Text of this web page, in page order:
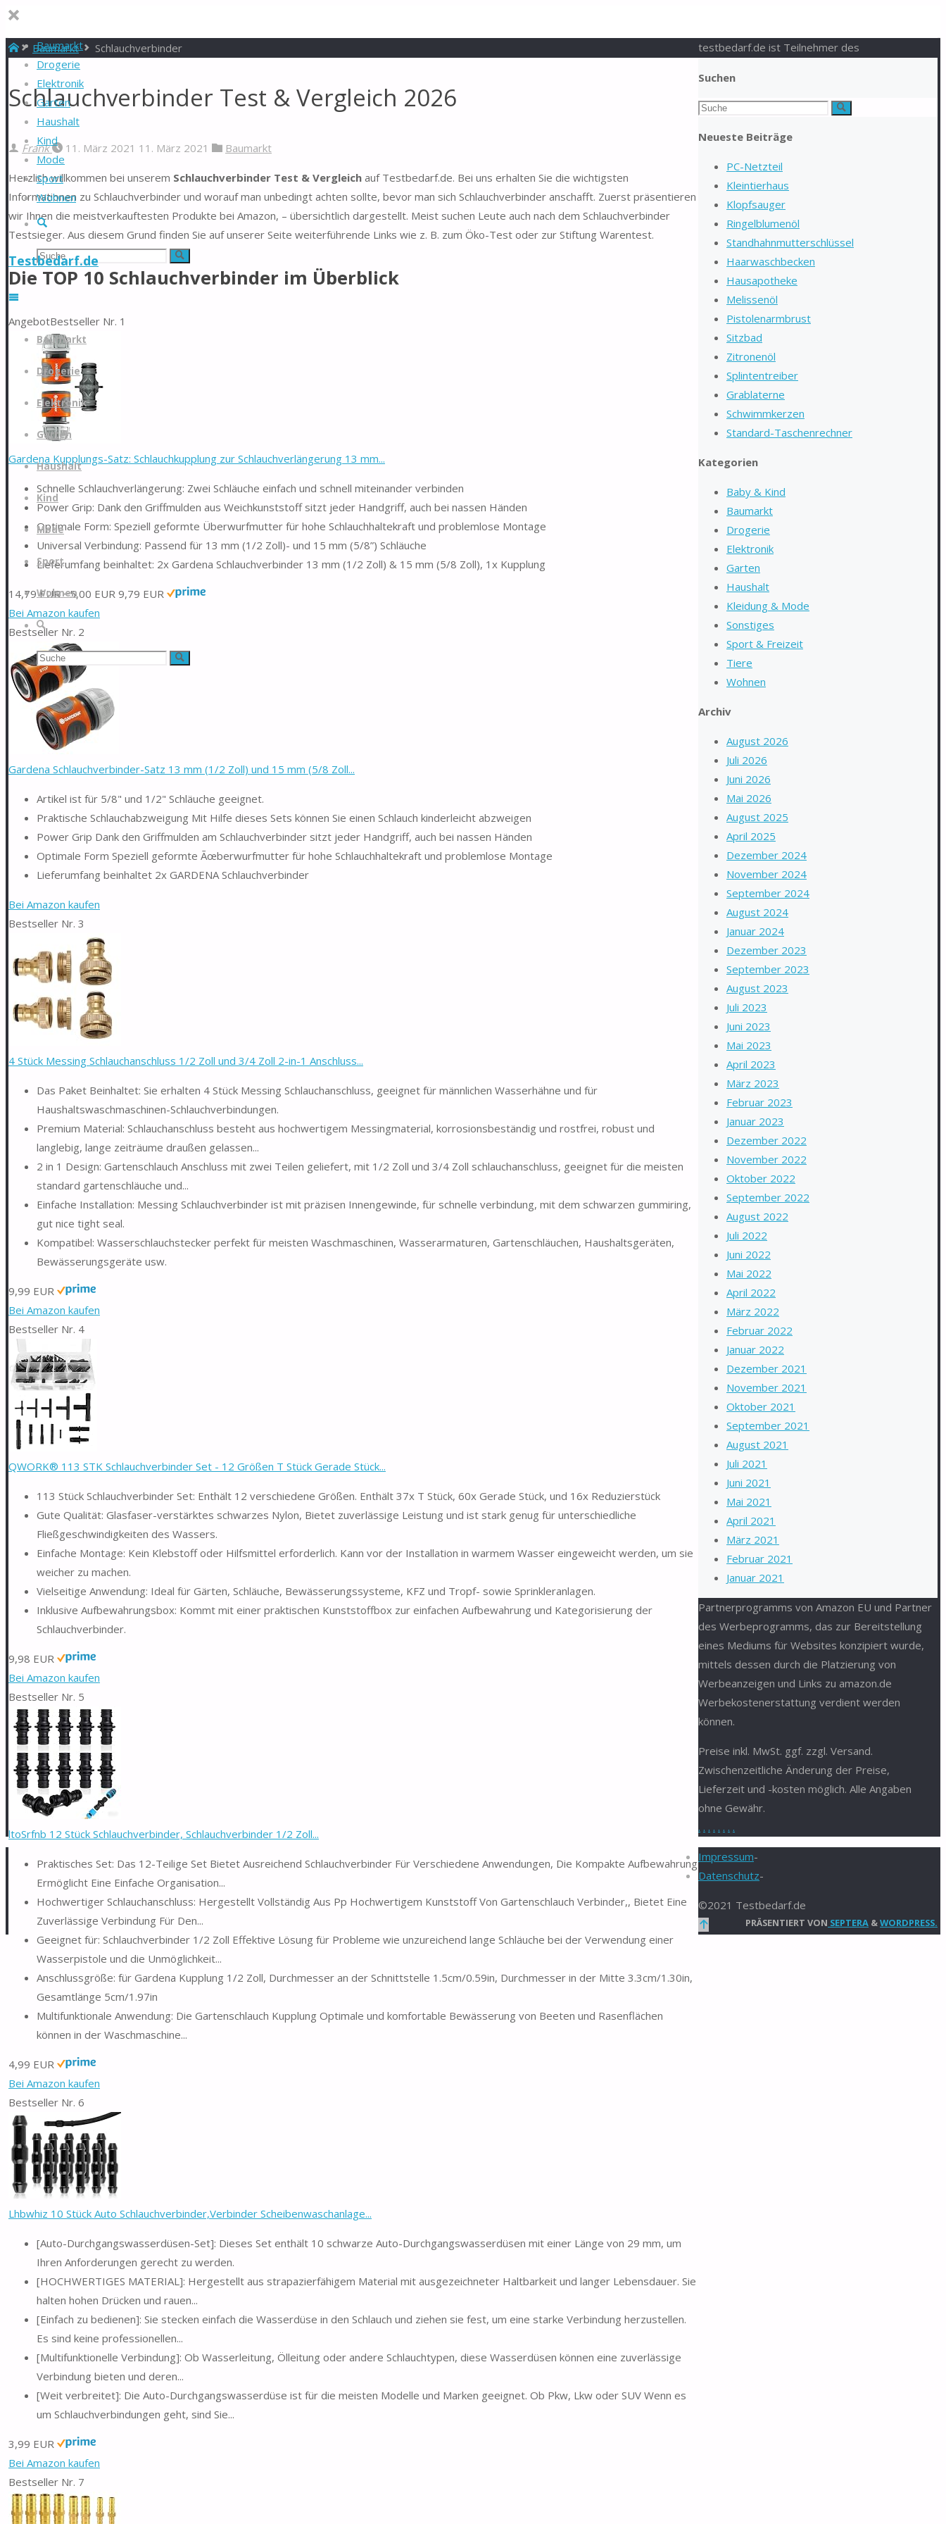
Baumarkt
Drogerie
Elektronik
Garten
Haushalt
Kind
Mode
Sport
Wohnen
Suche
Suchen
nach:
Suche
Testbedarf.de
Zum
springen
Baumarkt
Drogerie
Elektronik
Garten
Haushalt
Kind
Mode
Sport
Wohnen
Suchen
nach:
Suche
StartBaumarkt Schlauchverbinder
Schlauchverbinder Test & Vergleich 2026
Frank 11. März 2021 11. März 2021 Baumarkt
Herzlich willkommen bei unserem Schlauchverbinder Test & Vergleich auf Testbedarf.de. Bei uns erhalten Sie die wichtigsten
Informationen zu Schlauchverbinder und worauf man unbedingt achten sollte, bevor man sich Schlauchverbinder anschafft. Zuerst präsentieren
wir Ihnen die meistverkauftesten Produkte bei Amazon, – übersichtlich dargestellt. Meist suchen Leute auch nach dem Schlauchverbinder
Testsieger. Aus diesem Grund finden Sie auf unserer Seite weiterführende Links wie z. B. zum Öko-Test oder zur Stiftung Warentest.
Die TOP 10 Schlauchverbinder im Überblick
AngebotBestseller Nr. 1
Gardena Kupplungs-Satz: Schlauchkupplung zur Schlauchverlängerung 13 mm...
Schnelle Schlauchverlängerung: Zwei Schläuche einfach und schnell miteinander verbinden
Power Grip: Dank den Griffmulden aus Weichkunststoff sitzt jeder Handgriff, auch bei nassen Händen
Optimale Form: Speziell geformte Überwurfmutter für hohe Schlauchhaltekraft und problemlose Montage
Universal Verbindung: Passend für 13 mm (1/2 Zoll)- und 15 mm (5/8”) Schläuche
Lieferumfang beinhaltet: 2x Gardena Schlauchverbinder 13 mm (1/2 Zoll) & 15 mm (5/8 Zoll), 1x Kupplung
14,79 EUR −5,00 EUR 9,79 EUR
Bei Amazon kaufen
Bestseller Nr. 2
Gardena Schlauchverbinder-Satz 13 mm (1/2 Zoll) und 15 mm (5/8 Zoll...
Artikel ist für 5/8" und 1/2" Schläuche geeignet.
Praktische Schlauchabzweigung Mit Hilfe dieses Sets können Sie einen Schlauch kinderleicht abzweigen
Power Grip Dank den Griffmulden am Schlauchverbinder sitzt jeder Handgriff, auch bei nassen Händen
Optimale Form Speziell geformte Ãœberwurfmutter für hohe Schlauchhaltekraft und problemlose Montage
Lieferumfang beinhaltet 2x GARDENA Schlauchverbinder
Bei Amazon kaufen
Bestseller Nr. 3
4 Stück Messing Schlauchanschluss 1/2 Zoll und 3/4 Zoll 2-in-1 Anschluss...
Das Paket Beinhaltet: Sie erhalten 4 Stück Messing Schlauchanschluss, geeignet für männlichen Wasserhähne und für
Haushaltswaschmaschinen-Schlauchverbindungen.
Premium Material: Schlauchanschluss besteht aus hochwertigem Messingmaterial, korrosionsbeständig und rostfrei, robust und
langlebig, lange zeiträume draußen gelassen...
2 in 1 Design: Gartenschlauch Anschluss mit zwei Teilen geliefert, mit 1/2 Zoll und 3/4 Zoll schlauchanschluss, geeignet für die meisten
standard gartenschläuche und...
Einfache Installation: Messing Schlauchverbinder ist mit präzisen Innengewinde, für schnelle verbindung, mit dem schwarzen gummiring,
gut nice tight seal.
Kompatibel: Wasserschlauchstecker perfekt für meisten Waschmaschinen, Wasserarmaturen, Gartenschläuchen, Haushaltsgeräten,
Bewässerungsgeräte usw.
9,99 EUR
Bei Amazon kaufen
Bestseller Nr. 4
QWORK® 113 STK Schlauchverbinder Set - 12 Größen T Stück Gerade Stück...
113 Stück Schlauchverbinder Set: Enthält 12 verschiedene Größen. Enthält 37x T Stück, 60x Gerade Stück, und 16x Reduzierstück
Gute Qualität: Glasfaser-verstärktes schwarzes Nylon, Bietet zuverlässige Leistung und ist stark genug für unterschiedliche
Fließgeschwindigkeiten des Wassers.
Einfache Montage: Kein Klebstoff oder Hilfsmittel erforderlich. Kann vor der Installation in warmem Wasser eingeweicht werden, um sie
weicher zu machen.
Vielseitige Anwendung: Ideal für Gärten, Schläuche, Bewässerungssysteme, KFZ und Tropf- sowie Sprinkleranlagen.
Inklusive Aufbewahrungsbox: Kommt mit einer praktischen Kunststoffbox zur einfachen Aufbewahrung und Kategorisierung der
Schlauchverbinder.
9,98 EUR
Bei Amazon kaufen
Bestseller Nr. 5
ltoSrfnb 12 Stück Schlauchverbinder, Schlauchverbinder 1/2 Zoll...
Praktisches Set: Das 12-Teilige Set Bietet Ausreichend Schlauchverbinder Für Verschiedene Anwendungen, Die Kompakte Aufbewahrung
Ermöglicht Eine Einfache Organisation...
Hochwertiger Schlauchanschluss: Hergestellt Vollständig Aus Pp Hochwertigem Kunststoff Von Gartenschlauch Verbinder,, Bietet Eine
Zuverlässige Verbindung Für Den...
Geeignet für: Schlauchverbinder 1/2 Zoll Effektive Lösung für Probleme wie unzureichend lange Schläuche bei der Verwendung einer
Wasserpistole und die Unmöglichkeit...
Anschlussgröße: für Gardena Kupplung 1/2 Zoll, Durchmesser an der Schnittstelle 1.5cm/0.59in, Durchmesser in der Mitte 3.3cm/1.30in,
Gesamtlänge 5cm/1.97in
Multifunktionale Anwendung: Die Gartenschlauch Kupplung Optimale und komfortable Bewässerung von Beeten und Rasenflächen
können in der Waschmaschine...
4,99 EUR
Bei Amazon kaufen
Bestseller Nr. 6
Lhbwhiz 10 Stück Auto Schlauchverbinder,Verbinder Scheibenwaschanlage...
[Auto-Durchgangswasserdüsen-Set]: Dieses Set enthält 10 schwarze Auto-Durchgangswasserdüsen mit einer Länge von 29 mm, um
Ihren Anforderungen gerecht zu werden.
[HOCHWERTIGES MATERIAL]: Hergestellt aus strapazierfähigem Material mit ausgezeichneter Haltbarkeit und langer Lebensdauer. Sie
halten hohen Drücken und rauen...
[Einfach zu bedienen]: Sie stecken einfach die Wasserdüse in den Schlauch und ziehen sie fest, um eine starke Verbindung herzustellen.
Es sind keine professionellen...
[Multifunktionelle Verbindung]: Ob Wasserleitung, Ölleitung oder andere Schlauchtypen, diese Wasserdüsen können eine zuverlässige
Verbindung bieten und deren...
[Weit verbreitet]: Die Auto-Durchgangswasserdüse ist für die meisten Modelle und Marken geeignet. Ob Pkw, Lkw oder SUV Wenn es
um Schlauchverbindungen geht, sind Sie...
3,99 EUR
Bei Amazon kaufen
Bestseller Nr. 7
Suchen
Suchen
Suche
Neueste Beiträge
PC-Netzteil
Kleintierhaus
Klopfsauger
Ringelblumenöl
Standhahnmutterschlüssel
Haarwaschbecken
Hausapotheke
Melissenöl
Pistolenarmbrust
Sitzbad
Zitronenöl
Splintentreiber
Grablaterne
Schwimmkerzen
Standard-Taschenrechner
Kategorien
Baby & Kind
Baumarkt
Drogerie
Elektronik
Garten
Haushalt
Kleidung & Mode
Sonstiges
Sport & Freizeit
Tiere
Wohnen
Archiv
August 2026
Juli 2026
Juni 2026
Mai 2026
August 2025
April 2025
Dezember 2024
November 2024
September 2024
August 2024
Januar 2024
Dezember 2023
September 2023
August 2023
Juli 2023
Juni 2023
Mai 2023
April 2023
März 2023
Februar 2023
Januar 2023
Dezember 2022
November 2022
Oktober 2022
September 2022
August 2022
Juli 2022
Juni 2022
Mai 2022
April 2022
März 2022
Februar 2022
Januar 2022
Dezember 2021
November 2021
Oktober 2021
September 2021
August 2021
Juli 2021
Juni 2021
Mai 2021
April 2021
März 2021
Februar 2021
Januar 2021
testbedarf.de ist Teilnehmer des
Partnerprogramms von Amazon EU und Partner
des Werbeprogramms, das zur Bereitstellung
eines Mediums für Websites konzipiert wurde,
mittels dessen durch die Platzierung von
Werbeanzeigen und Links zu amazon.de
Werbekostenerstattung verdient werden
können.
Preise inkl. MwSt. ggf. zzgl. Versand.
Zwischenzeitliche Änderung der Preise,
Lieferzeit und -kosten möglich. Alle Angaben
ohne Gewähr.
. . . . . . . .
Impressum-
Datenschutz-
©2021 Testbedarf.de
PRÄSENTIERT VON SEPTERA &WORDPRESS.
Zurück